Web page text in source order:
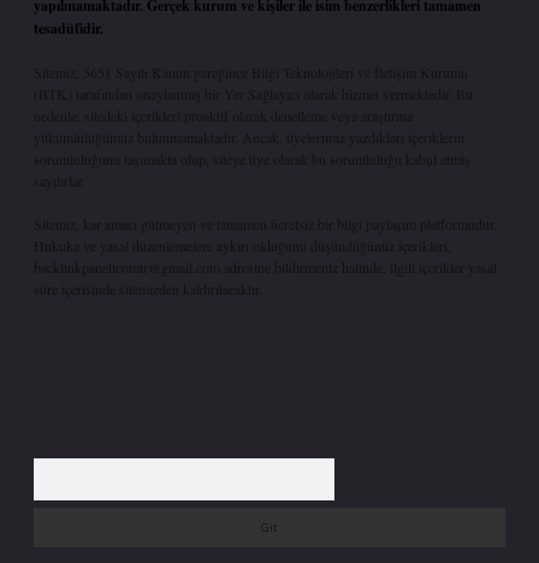
yapılmamaktadır. Gerçek kurum ve kişiler ile isim benzerlikleri tamamen
tesadüfidir.
Sitemiz, 5651 Sayılı Kanun gereğince Bilgi Teknolojileri ve İletişim Kurumu
(BTK) tarafından onaylanmış bir Yer Sağlayıcı olarak hizmet vermektedir. Bu
nedenle, sitedeki içerikleri proaktif olarak denetleme veya araştırma
yükümlülüğümüz bulunmamaktadır. Ancak, üyelerimiz yazdıkları içeriklerin
sorumluluğunu taşımakta olup, siteye üye olarak bu sorumluluğu kabul etmiş
sayılırlar.
Sitemiz, kar amacı gütmeyen ve tamamen ücretsiz bir bilgi paylaşım platformudur.
Hukuka ve yasal düzenlemelere aykırı olduğunu düşündüğünüz içerikleri,
backlinkpanelicomtr@gmail.com
adresine bildirmeniz halinde, ilgili içerikler yasal
süre içerisinde sitemizden kaldırılacaktır.